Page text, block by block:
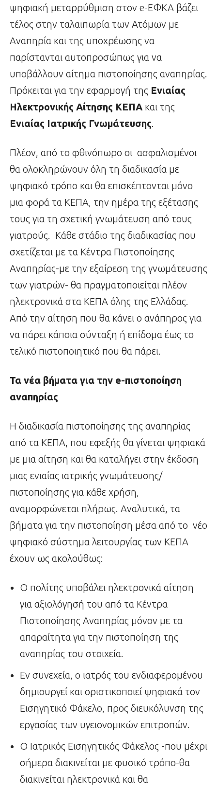
ψηφιακή μεταρρύθμιση στον e-ΕΦΚΑ βάζει
τέλος στην ταλαιπωρία των Ατόμων με
Αναπηρία και της υποχρέωσης να
παρίστανται αυτοπροσώπως για να
υποβάλλουν αίτημα πιστοποίησης αναπηρίας.
Πρόκειται για την εφαρμογή της Ενιαίας
Ηλεκτρονικής Αίτησης ΚΕΠΑ και της
Ενιαίας Ιατρικής Γνωμάτευσης.
Πλέον, από το φθινόπωρο οι ασφαλισμένοι
θα ολοκληρώνουν όλη τη διαδικασία με
ψηφιακό τρόπο και θα επισκέπτονται μόνο
μια φορά τα ΚΕΠΑ, την ημέρα της εξέτασης
τους για τη σχετική γνωμάτευση από τους
γιατρούς. Κάθε στάδιο της διαδικασίας που
σχετίζεται με τα Κέντρα Πιστοποίησης
Αναπηρίας-με την εξαίρεση της γνωμάτευσης
των γιατρών- θα πραγματοποιείται πλέον
ηλεκτρονικά στα ΚΕΠΑ όλης της Ελλάδας.
Από την αίτηση που θα κάνει ο ανάπηρος για
να πάρει κάποια σύνταξη ή επίδομα έως το
τελικό πιστοποιητικό που θα πάρει.
Τα νέα βήματα για την e-πιστοποίηση
αναπηρίας
Η διαδικασία πιστοποίησης της αναπηρίας
από τα ΚΕΠΑ, που εφεξής θα γίνεται ψηφιακά
με μια αίτηση και θα καταλήγει στην έκδοση
μιας ενιαίας ιατρικής γνωμάτευσης/
πιστοποίησης για κάθε χρήση,
αναμορφώνεται πλήρως. Αναλυτικά, τα
βήματα για την πιστοποίηση μέσα από το νέο
ψηφιακό σύστημα λειτουργίας των ΚΕΠΑ
έχουν ως ακολούθως:
Ο πολίτης υποβάλει ηλεκτρονικά αίτηση
για αξιολόγησή του από τα Κέντρα
Πιστοποίησης Αναπηρίας μόνον με τα
απαραίτητα για την πιστοποίηση της
αναπηρίας του στοιχεία.
Εν συνεχεία, ο ιατρός του ενδιαφερομένου
δημιουργεί και οριστικοποιεί ψηφιακά τον
Εισηγητικό Φάκελο, προς διευκόλυνση της
εργασίας των υγειονομικών επιτροπών.
Ο Ιατρικός Εισηγητικός Φάκελος -που μέχρι
σήμερα διακινείται με φυσικό τρόπο-θα
διακινείται ηλεκτρονικά και θα